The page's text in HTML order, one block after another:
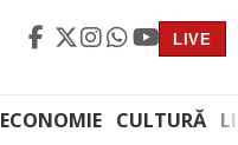
LIVE
ECONOMIE CULTURĂ